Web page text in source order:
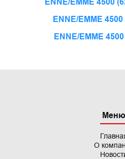
ENNE/EMME
ENNE/EMME
Меню
О